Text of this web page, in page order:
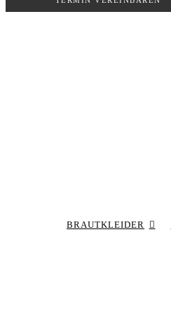
Inhalt
BRAUTKLEIDER